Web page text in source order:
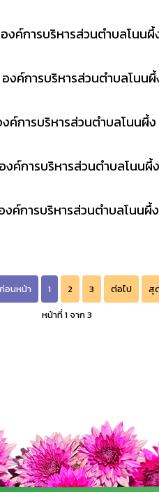
ค์การบริหารส่วนตำบลโนนผึ้
งค์การบริหารส่วนตำบลโนนผึ้
ค์การบริหารส่วนตำบลโนนผึ้
ค์การบริหารส่วนตำบลโนนผึ้
ค์การบริหารส่วนตำบลโนนผึ้
ก่อนหน้า 1 2 3 ต่อไป
สุ
หน้าที่ 1 จาก 3